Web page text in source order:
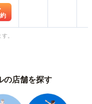
。
の店舗を探す